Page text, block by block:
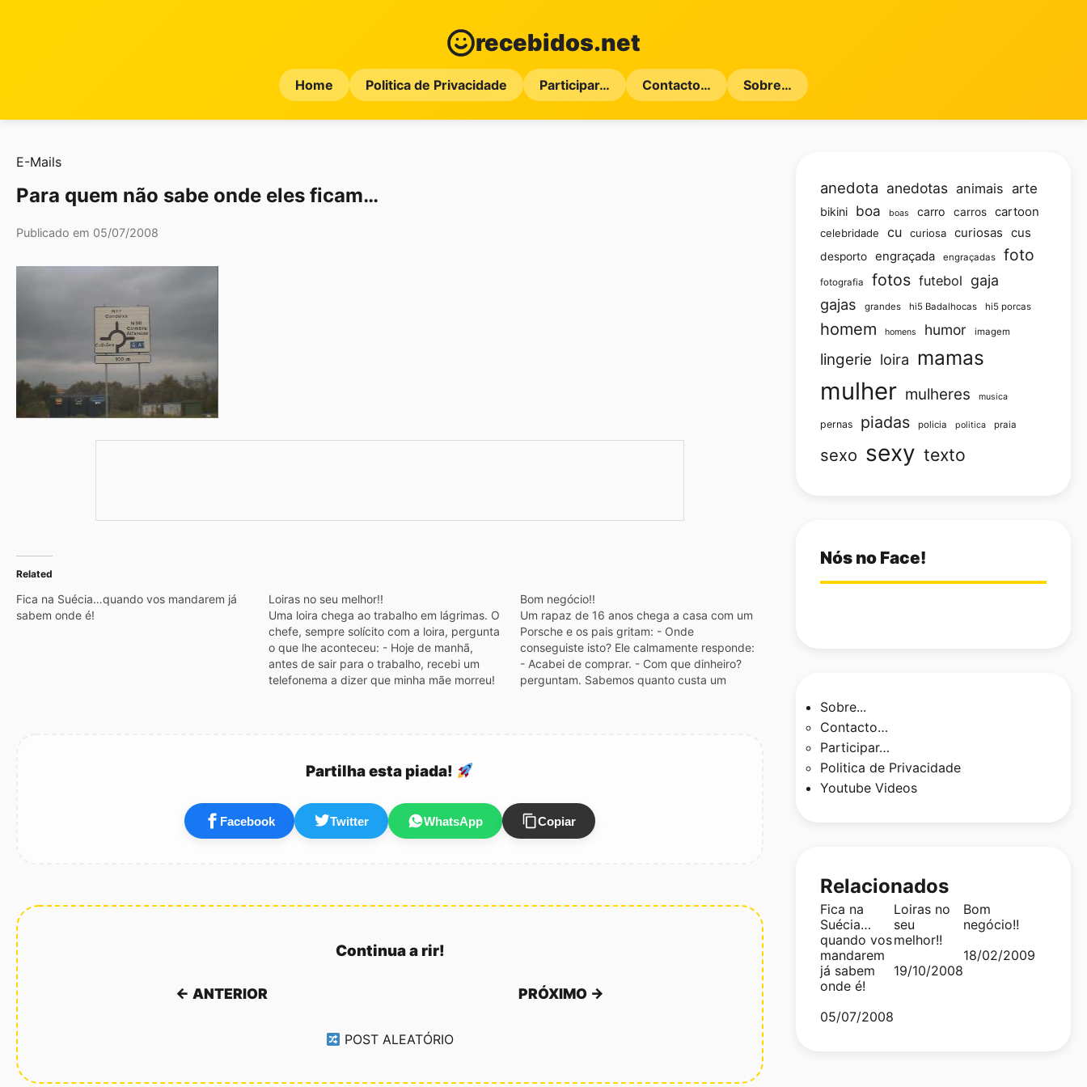
recebidos.net
Home Politica de Privacidade Participar… Contacto… Sobre…
E-Mails
Para quem não sabe onde eles ficam…
Publicado em 05/07/2008
Related
Fica na Suécia…quando vos mandarem já
sabem onde é!
Loiras no seu melhor!!
Uma loira chega ao trabalho em lágrimas. O
chefe, sempre solícito com a loira, pergunta
o que lhe aconteceu: - Hoje de manhã,
antes de sair para o trabalho, recebi um
telefonema a dizer que minha mãe morreu!
Bom negócio!!
Um rapaz de 16 anos chega a casa com um
Porsche e os pais gritam: - Onde
conseguiste isto? Ele calmamente responde:
- Acabei de comprar. - Com que dinheiro?
perguntam. Sabemos quanto custa um
Partilha esta piada!
Facebook Twitter WhatsApp Copiar
Continua a rir!
← ANTERIOR PRÓXIMO →
POST ALEATÓRIO
anedota anedotas animais arte
bikini boa boas carro carros cartoon
celebridade cu curiosa curiosas cus
desporto engraçada engraçadas foto
fotografia fotos futebol gaja
gajas grandes hi5 Badalhocas hi5 porcas
homem homens humor imagem
lingerie loira mamas
mulher mulheres musica
pernas piadas policia politica praia
sexo sexy texto
Nós no Face!
Sobre...
Contacto…
Participar…
Politica de Privacidade
Youtube Videos
Relacionados
Fica na
Suécia…
quando vos
mandarem
já sabem
onde é!
Date
05/07/2008
Loiras no
seu
melhor!!
Date
19/10/2008
Bom
negócio!!
Date
18/02/2009